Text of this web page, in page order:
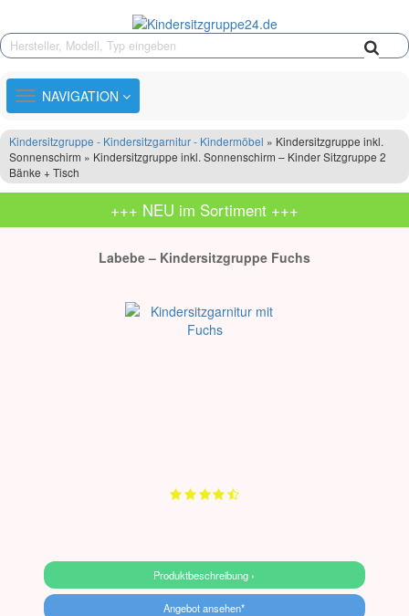
TOGGLE
NAVIGATION
NAVIGATION
Kindersitzgruppe - Kindersitzgarnitur - Kindermöbel » Kindersitzgruppe inkl.
Sonnenschirm » Kindersitzgruppe inkl. Sonnenschirm – Kinder Sitzgruppe 2
Bänke + Tisch
+++ NEU im Sortiment +++
Labebe – Kindersitzgruppe Fuchs
Produktbeschreibung ›
Angebot ansehen*